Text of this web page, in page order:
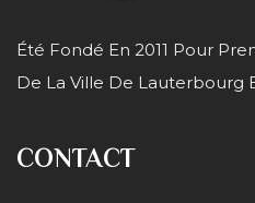
Été Fondé En 2011 Pour
De La Ville De Lauterbourg
CONTACT